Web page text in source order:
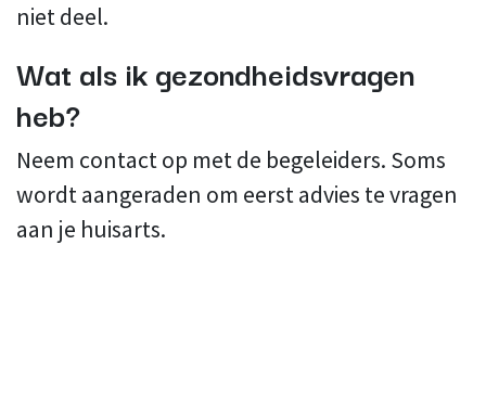
niet deel.
Wat als ik gezondheidsvragen
heb?
Neem contact op met de begeleiders. Soms
wordt aangeraden om eerst advies te vragen
aan je huisarts.